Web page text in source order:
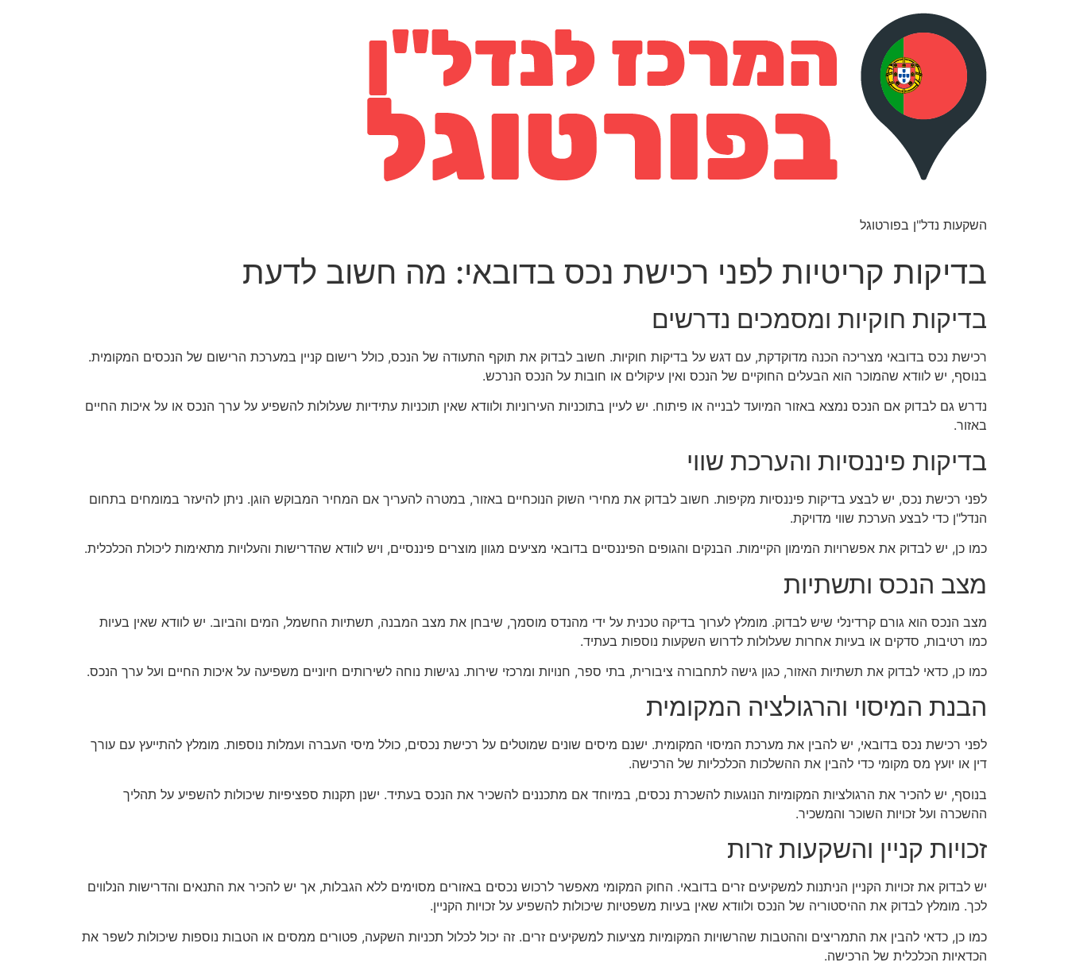
השקעות נדל"ן בפורטוגל
בדיקות קריטיות לפני רכישת נכס בדובאי: מה חשוב לדעת
בדיקות חוקיות ומסמכים נדרשים
רכישת נכס בדובאי מצריכה הכנה מדוקדקת, עם דגש על בדיקות חוקיות. חשוב לבדוק את תוקף התעודה של הנכס, כולל רישום קניין במערכת הרישום של הנכסים המקומית.
בנוסף, יש לוודא שהמוכר הוא הבעלים החוקיים של הנכס ואין עיקולים או חובות על הנכס הנרכש.
נדרש גם לבדוק אם הנכס נמצא באזור המיועד לבנייה או פיתוח. יש לעיין בתוכניות העירוניות ולוודא שאין תוכניות עתידיות שעלולות להשפיע על ערך הנכס או על איכות החיים
באזור.
בדיקות פיננסיות והערכת שווי
לפני רכישת נכס, יש לבצע בדיקות פיננסיות מקיפות. חשוב לבדוק את מחירי השוק הנוכחיים באזור, במטרה להעריך אם המחיר המבוקש הוגן. ניתן להיעזר במומחים בתחום
הנדל"ן כדי לבצע הערכת שווי מדויקת.
כמו כן, יש לבדוק את אפשרויות המימון הקיימות. הבנקים והגופים הפיננסיים בדובאי מציעים מגוון מוצרים פיננסיים, ויש לוודא שהדרישות והעלויות מתאימות ליכולת הכלכלית.
מצב הנכס ותשתיות
מצב הנכס הוא גורם קרדינלי שיש לבדוק. מומלץ לערוך בדיקה טכנית על ידי מהנדס מוסמך, שיבחן את מצב המבנה, תשתיות החשמל, המים והביוב. יש לוודא שאין בעיות
כמו רטיבות, סדקים או בעיות אחרות שעלולות לדרוש השקעות נוספות בעתיד.
כמו כן, כדאי לבדוק את תשתיות האזור, כגון גישה לתחבורה ציבורית, בתי ספר, חנויות ומרכזי שירות. נגישות נוחה לשירותים חיוניים משפיעה על איכות החיים ועל ערך הנכס.
הבנת המיסוי והרגולציה המקומית
לפני רכישת נכס בדובאי, יש להבין את מערכת המיסוי המקומית. ישנם מיסים שונים שמוטלים על רכישת נכסים, כולל מיסי העברה ועמלות נוספות. מומלץ להתייעץ עם עורך
דין או יועץ מס מקומי כדי להבין את ההשלכות הכלכליות של הרכישה.
בנוסף, יש להכיר את הרגולציות המקומיות הנוגעות להשכרת נכסים, במיוחד אם מתכננים להשכיר את הנכס בעתיד. ישנן תקנות ספציפיות שיכולות להשפיע על תהליך
ההשכרה ועל זכויות השוכר והמשכיר.
זכויות קניין והשקעות זרות
יש לבדוק את זכויות הקניין הניתנות למשקיעים זרים בדובאי. החוק המקומי מאפשר לרכוש נכסים באזורים מסוימים ללא הגבלות, אך יש להכיר את התנאים והדרישות הנלווים
לכך. מומלץ לבדוק את ההיסטוריה של הנכס ולוודא שאין בעיות משפטיות שיכולות להשפיע על זכויות הקניין.
כמו כן, כדאי להבין את התמריצים וההטבות שהרשויות המקומיות מציעות למשקיעים זרים. זה יכול לכלול תכניות השקעה, פטורים ממסים או הטבות נוספות שיכולות לשפר את
הכדאיות הכלכלית של הרכישה.